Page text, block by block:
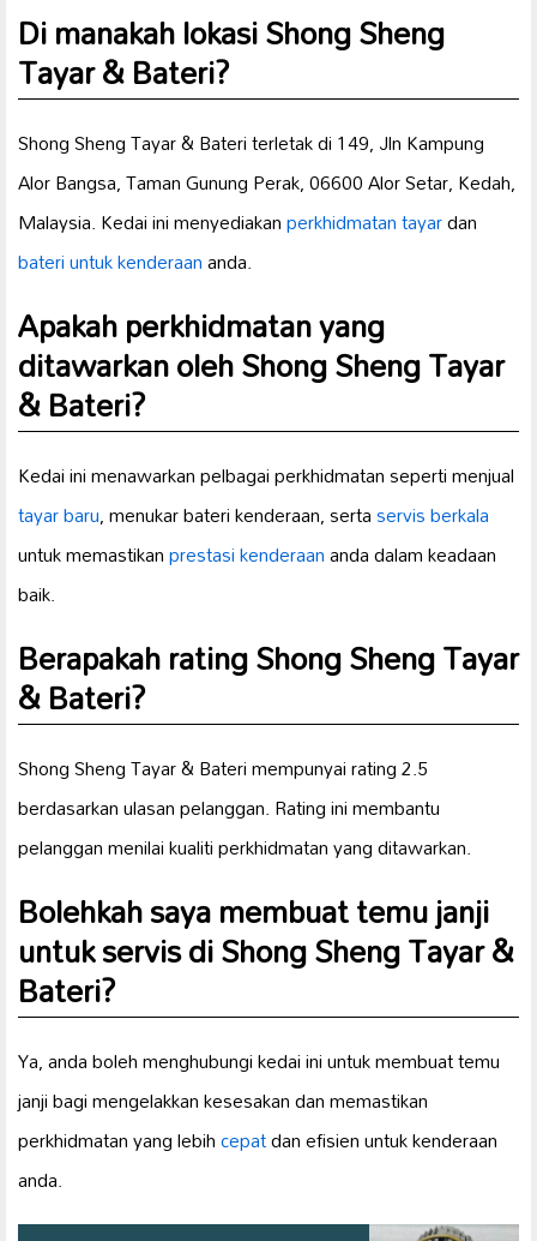
Di manakah lokasi Shong Sheng
Tayar & Bateri?
Shong Sheng Tayar & Bateri terletak di 149, Jln Kampung
Alor Bangsa, Taman Gunung Perak, 06600 Alor Setar, Kedah,
Malaysia. Kedai ini menyediakanperkhidmatan tayardan
bateri untuk kenderaananda.
Apakah perkhidmatan yang
ditawarkan oleh Shong Sheng Tayar
& Bateri?
Kedai ini menawarkan pelbagai perkhidmatan seperti menjual
tayar baru, menukar bateri kenderaan, sertaservis berkala
untuk memastikanprestasi kenderaananda dalam keadaan
baik.
Berapakah rating Shong Sheng Tayar
& Bateri?
Shong Sheng Tayar & Bateri mempunyai rating 2.5
berdasarkan ulasan pelanggan. Rating ini membantu
pelanggan menilai kualiti perkhidmatan yang ditawarkan.
Bolehkah saya membuat temu janji
untuk servis di Shong Sheng Tayar &
Bateri?
Ya, anda boleh menghubungi kedai ini untuk membuat temu
janji bagi mengelakkan kesesakan dan memastikan
perkhidmatan yang lebihcepatdan efisien untuk kenderaan
anda.